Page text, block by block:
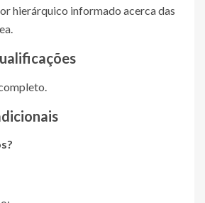
hierárquico informado acerca das